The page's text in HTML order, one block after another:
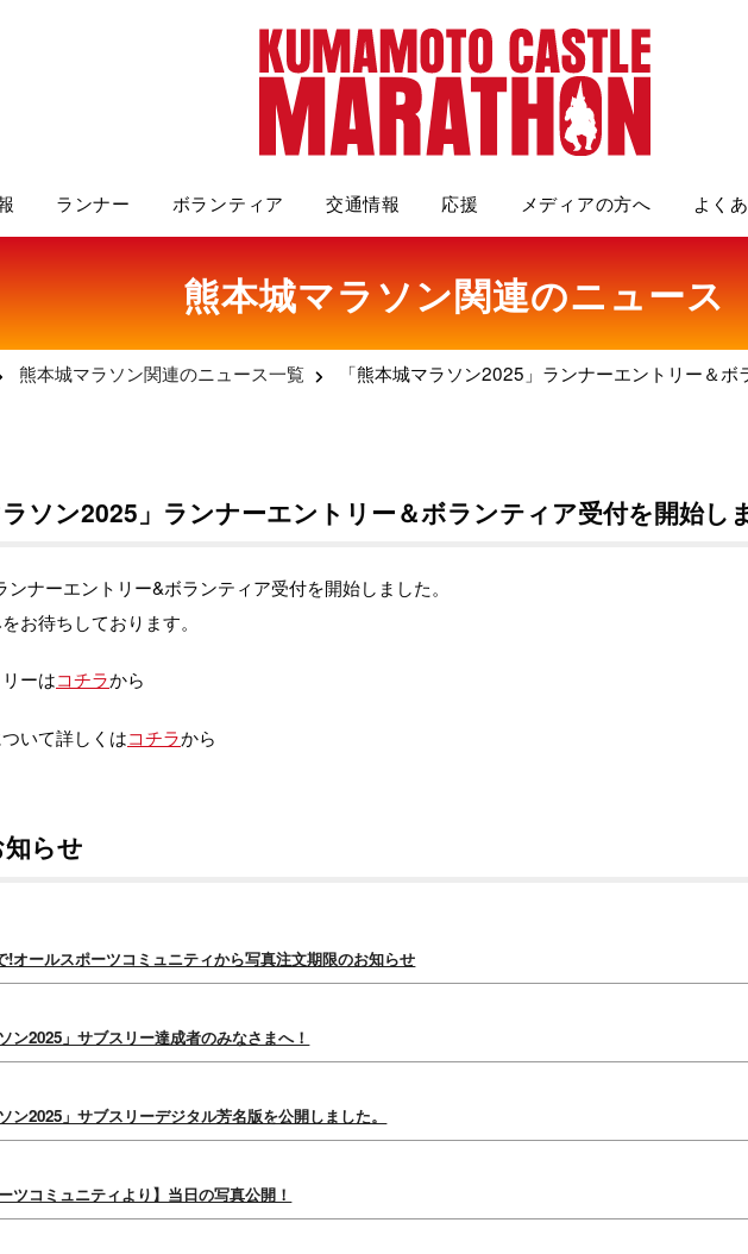
ランナー ボランティア 交通情報 応援 メディアの方へ よく
熊本城マラソン関連のニュース
熊本城マラソン関連のニュース一覧 「熊本城マラソン2025」ランナーエントリー＆ボ
ラソン2025」ランナーエントリー＆ボランティア受付を開始し
ナーエントリー&ボランティア受付を開始しました。
お待ちしております。
ーはコチラから
いて詳しくはコチラから
らせ
!オールスポーツコミュニティから写真注文期限のお知らせ
ン2025」サブスリー達成者のみなさまへ！
ン2025」サブスリーデジタル芳名版を公開しました。
ツコミュニティより】当日の写真公開！